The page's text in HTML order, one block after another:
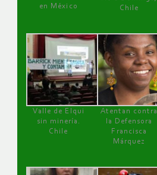
en México
Chile
Valle de Elqui
sin minería.
Chile
Atentan contra
la Defensora
Francisca
Márquez